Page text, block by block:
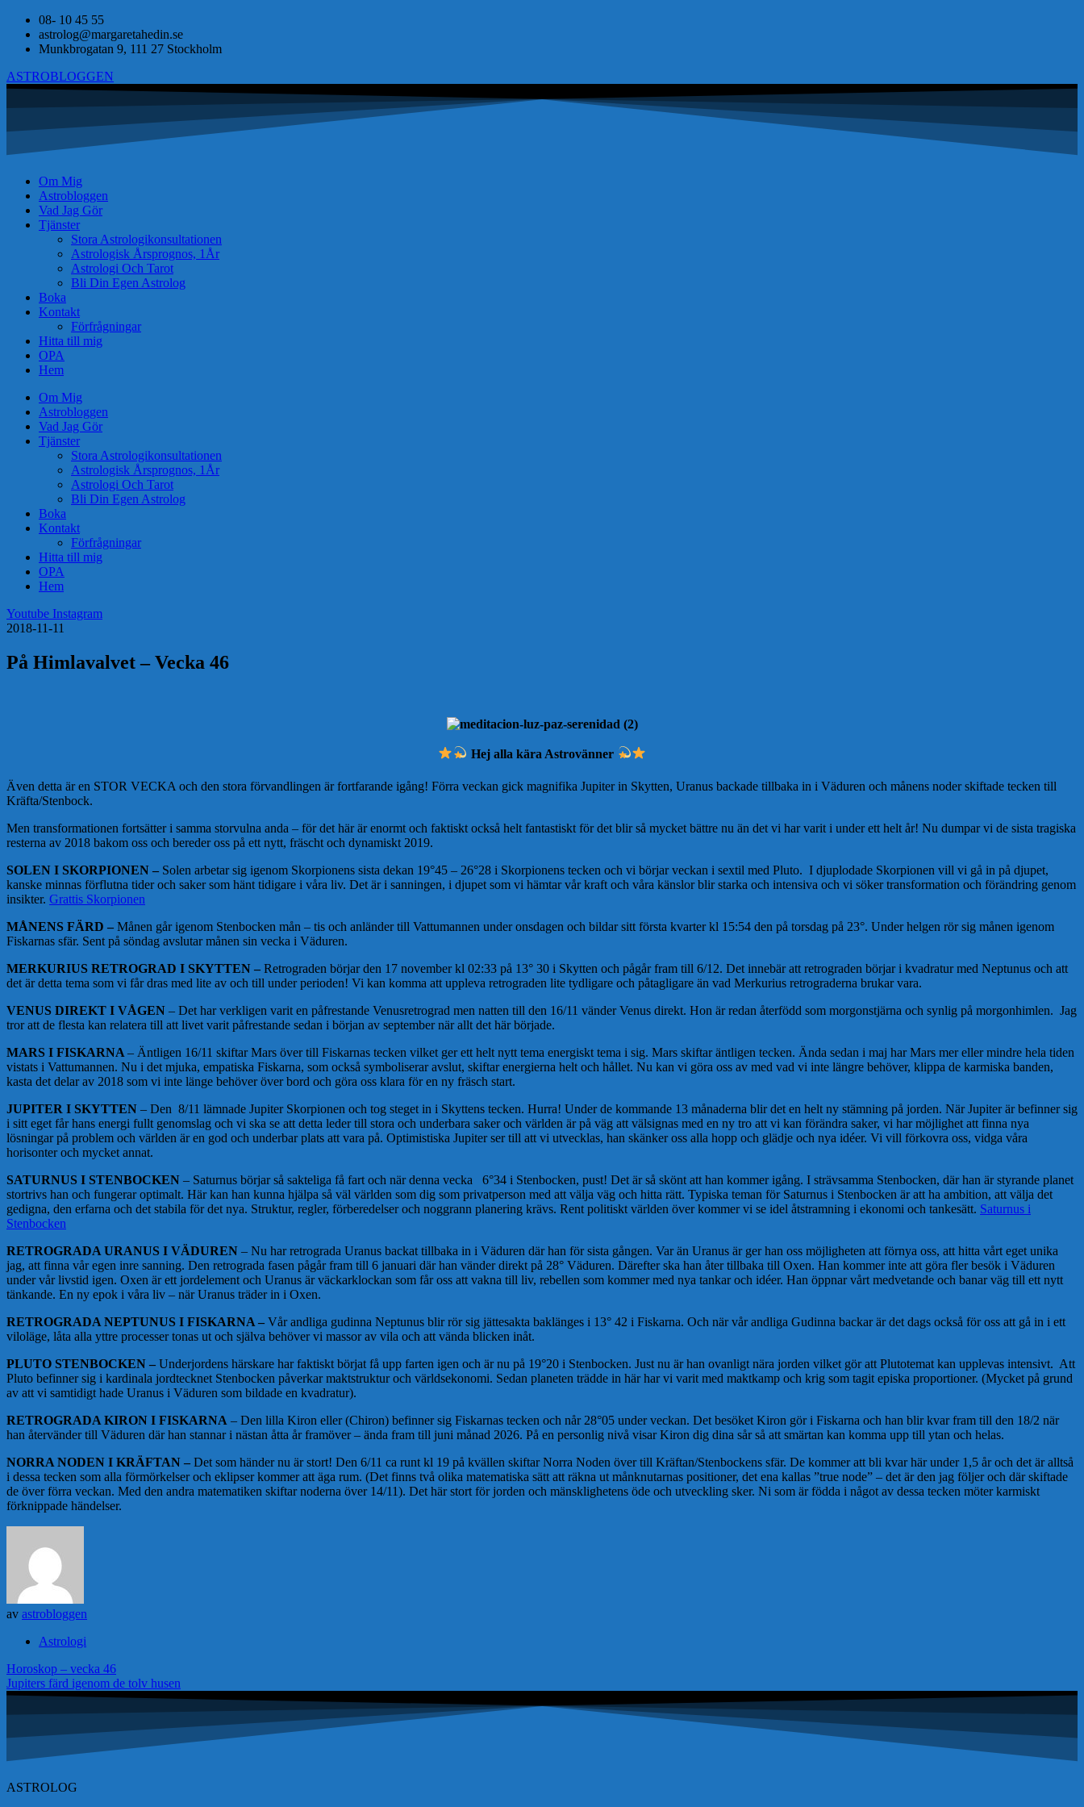
08- 10 45 55
astrolog@margaretahedin.se
Munkbrogatan 9, 111 27 Stockholm
ASTROBLOGGEN
Om Mig
Astrobloggen
Vad Jag Gör
Tjänster
Stora Astrologikonsultationen
Astrologisk Årsprognos, 1År
Astrologi Och Tarot
Bli Din Egen Astrolog
Boka
Kontakt
Förfrågningar
Hitta till mig
OPA
Hem
Om Mig
Astrobloggen
Vad Jag Gör
Tjänster
Stora Astrologikonsultationen
Astrologisk Årsprognos, 1År
Astrologi Och Tarot
Bli Din Egen Astrolog
Boka
Kontakt
Förfrågningar
Hitta till mig
OPA
Hem
Youtube Instagram
2018-11-11
På Himlavalvet – Vecka 46
Hej alla kära Astrovänner
Även detta är en STOR VECKA och den stora förvandlingen är fortfarande igång! Förra veckan gick magnifika Jupiter in Skytten, Uranus backade tillbaka in i Väduren och månens noder skiftade tecken till
Kräfta/Stenbock.
Men transformationen fortsätter i samma storvulna anda – för det här är enormt och faktiskt också helt fantastiskt för det blir så mycket bättre nu än det vi har varit i under ett helt år! Nu dumpar vi de sista tragiska
resterna av 2018 bakom oss och bereder oss på ett nytt, fräscht och dynamiskt 2019.
SOLEN I SKORPIONEN – Solen arbetar sig igenom Skorpionens sista dekan 19°45 – 26°28 i Skorpionens tecken och vi börjar veckan i sextil med Pluto. I djuplodade Skorpionen vill vi gå in på djupet,
kanske minnas förflutna tider och saker som hänt tidigare i våra liv. Det är i sanningen, i djupet som vi hämtar vår kraft och våra känslor blir starka och intensiva och vi söker transformation och förändring genom
insikter. Grattis Skorpionen
MÅNENS FÄRD – Månen går igenom Stenbocken mån – tis och anländer till Vattumannen under onsdagen och bildar sitt första kvarter kl 15:54 den på torsdag på 23°. Under helgen rör sig månen igenom
Fiskarnas sfär. Sent på söndag avslutar månen sin vecka i Väduren.
MERKURIUS RETROGRAD I SKYTTEN – Retrograden börjar den 17 november kl 02:33 på 13° 30 i Skytten och pågår fram till 6/12. Det innebär att retrograden börjar i kvadratur med Neptunus och att
det är detta tema som vi får dras med lite av och till under perioden! Vi kan komma att uppleva retrograden lite tydligare och påtagligare än vad Merkurius retrograderna brukar vara.
VENUS DIREKT I VÅGEN – Det har verkligen varit en påfrestande Venusretrograd men natten till den 16/11 vänder Venus direkt. Hon är redan återfödd som morgonstjärna och synlig på morgonhimlen. Jag
tror att de flesta kan relatera till att livet varit påfrestande sedan i början av september när allt det här började.
MARS I FISKARNA – Äntligen 16/11 skiftar Mars över till Fiskarnas tecken vilket ger ett helt nytt tema energiskt tema i sig. Mars skiftar äntligen tecken. Ända sedan i maj har Mars mer eller mindre hela tiden
vistats i Vattumannen. Nu i det mjuka, empatiska Fiskarna, som också symboliserar avslut, skiftar energierna helt och hållet. Nu kan vi göra oss av med vad vi inte längre behöver, klippa de karmiska banden,
kasta det delar av 2018 som vi inte länge behöver över bord och göra oss klara för en ny fräsch start.
JUPITER I SKYTTEN – Den 8/11 lämnade Jupiter Skorpionen och tog steget in i Skyttens tecken. Hurra! Under de kommande 13 månaderna blir det en helt ny stämning på jorden. När Jupiter är befinner sig
i sitt eget får hans energi fullt genomslag och vi ska se att detta leder till stora och underbara saker och världen är på väg att välsignas med en ny tro att vi kan förändra saker, vi har möjlighet att finna nya
lösningar på problem och världen är en god och underbar plats att vara på. Optimistiska Jupiter ser till att vi utvecklas, han skänker oss alla hopp och glädje och nya idéer. Vi vill förkovra oss, vidga våra
horisonter och mycket annat.
SATURNUS I STENBOCKEN – Saturnus börjar så sakteliga få fart och när denna vecka 6°34 i Stenbocken, pust! Det är så skönt att han kommer igång. I strävsamma Stenbocken, där han är styrande planet
stortrivs han och fungerar optimalt. Här kan han kunna hjälpa så väl världen som dig som privatperson med att välja väg och hitta rätt. Typiska teman för Saturnus i Stenbocken är att ha ambition, att välja det
gedigna, den erfarna och det stabila för det nya. Struktur, regler, förberedelser och noggrann planering krävs. Rent politiskt världen över kommer vi se idel åtstramning i ekonomi och tankesätt. Saturnus i
Stenbocken
RETROGRADA URANUS I VÄDUREN – Nu har retrograda Uranus backat tillbaka in i Väduren där han för sista gången. Var än Uranus är ger han oss möjligheten att förnya oss, att hitta vårt eget unika
jag, att finna vår egen inre sanning. Den retrograda fasen pågår fram till 6 januari där han vänder direkt på 28° Väduren. Därefter ska han åter tillbaka till Oxen. Han kommer inte att göra fler besök i Väduren
under vår livstid igen. Oxen är ett jordelement och Uranus är väckarklockan som får oss att vakna till liv, rebellen som kommer med nya tankar och idéer. Han öppnar vårt medvetande och banar väg till ett nytt
tänkande. En ny epok i våra liv – när Uranus träder in i Oxen.
RETROGRADA NEPTUNUS I FISKARNA – Vår andliga gudinna Neptunus blir rör sig jättesakta baklänges i 13° 42 i Fiskarna. Och när vår andliga Gudinna backar är det dags också för oss att gå in i ett
viloläge, låta alla yttre processer tonas ut och själva behöver vi massor av vila och att vända blicken inåt.
PLUTO STENBOCKEN – Underjordens härskare har faktiskt börjat få upp farten igen och är nu på 19°20 i Stenbocken. Just nu är han ovanligt nära jorden vilket gör att Plutotemat kan upplevas intensivt. Att
Pluto befinner sig i kardinala jordtecknet Stenbocken påverkar maktstruktur och världsekonomi. Sedan planeten trädde in här har vi varit med maktkamp och krig som tagit episka proportioner. (Mycket på grund
av att vi samtidigt hade Uranus i Väduren som bildade en kvadratur).
RETROGRADA KIRON I FISKARNA – Den lilla Kiron eller (Chiron) befinner sig Fiskarnas tecken och når 28°05 under veckan. Det besöket Kiron gör i Fiskarna och han blir kvar fram till den 18/2 när
han återvänder till Väduren där han stannar i nästan åtta år framöver – ända fram till juni månad 2026. På en personlig nivå visar Kiron dig dina sår så att smärtan kan komma upp till ytan och helas.
NORRA NODEN I KRÄFTAN – Det som händer nu är stort! Den 6/11 ca runt kl 19 på kvällen skiftar Norra Noden över till Kräftan/Stenbockens sfär. De kommer att bli kvar här under 1,5 år och det är alltså
i dessa tecken som alla förmörkelser och eklipser kommer att äga rum. (Det finns två olika matematiska sätt att räkna ut månknutarnas positioner, det ena kallas ”true node” – det är den jag följer och där skiftade
de över förra veckan. Med den andra matematiken skiftar noderna över 14/11). Det här stort för jorden och mänsklighetens öde och utveckling sker. Ni som är födda i något av dessa tecken möter karmiskt
förknippade händelser.
av astrobloggen
Astrologi
Inläggsnavigering
Horoskop – vecka 46
Jupiters färd igenom de tolv husen
ASTROLOG